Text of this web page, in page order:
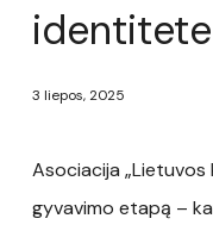
identitete
3 liepos, 2025
Asociacija „Lietuvos
gyvavimo etapą –